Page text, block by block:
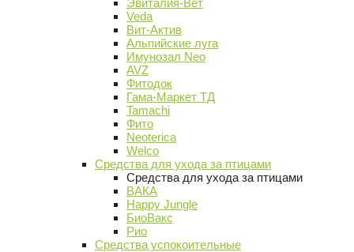
Эвиталия-Вет
Veda
Вит-Актив
Альпийские луга
Имунозал Neo
AVZ
Фитодок
Гама-Маркет ТД
Tamachi
Фито
Neoterica
Welco
Средства для ухода за птицами
Средства для ухода за птицами
ВАКА
Happy Jungle
БиоВакс
Рио
Средства успокоительные